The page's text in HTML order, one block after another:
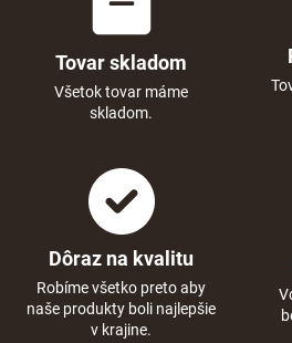
Tovar skladom
Všetok tovar máme
skladom.
Dôraz na kvalitu
Robíme všetko preto aby
naše produkty boli najlepšie
v krajine.